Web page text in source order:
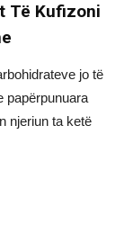
Të Kufizoni
jo të
papërpunuara
njeriun ta ketë